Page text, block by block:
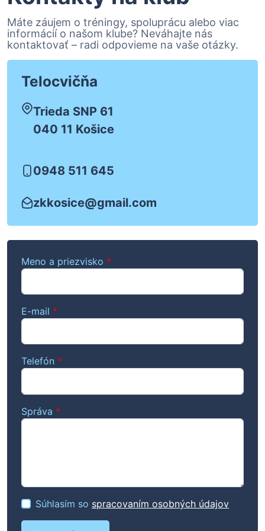
Máte záujem o tréningy, spoluprácu alebo viac
informácií o našom klube? Neváhajte nás
kontaktovať – radi odpovieme na vaše otázky.
Telocvičňa
Trieda SNP 61
040 11 Košice
0948 511 645
zkkosice@gmail.com
Meno a priezvisko *
E-mail *
Telefón *
Správa *
Súhlasím so spracovaním osobných údajov